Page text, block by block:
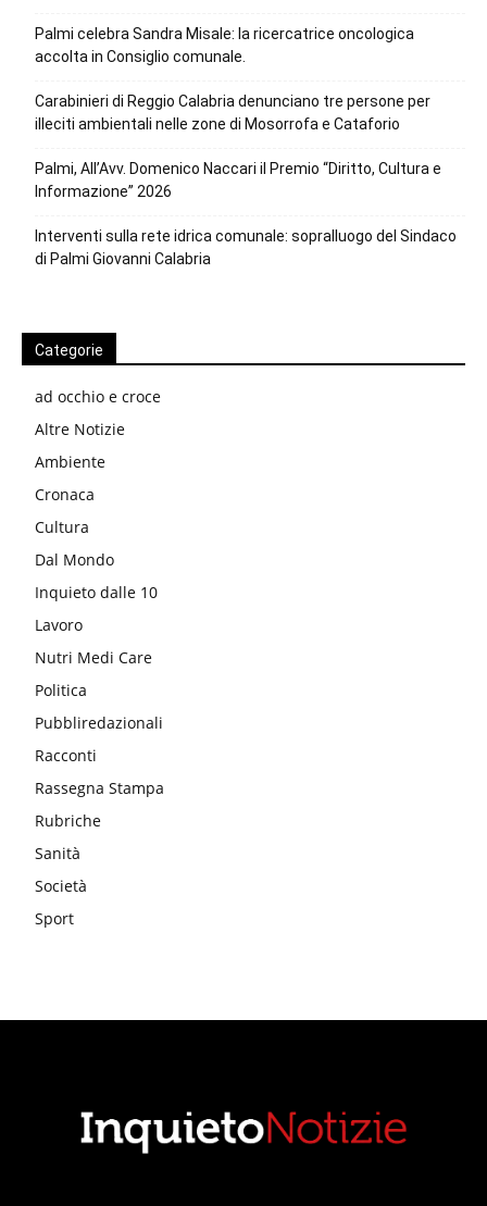
Palmi celebra Sandra Misale: la ricercatrice oncologica
accolta in Consiglio comunale.
Carabinieri di Reggio Calabria denunciano tre persone per
illeciti ambientali nelle zone di Mosorrofa e Cataforio
Palmi, All’Avv. Domenico Naccari il Premio “Diritto, Cultura e
Informazione” 2026
Interventi sulla rete idrica comunale: sopralluogo del Sindaco
di Palmi Giovanni Calabria
Categorie
ad occhio e croce
Altre Notizie
Ambiente
Cronaca
Cultura
Dal Mondo
Inquieto dalle 10
Lavoro
Nutri Medi Care
Politica
Pubbliredazionali
Racconti
Rassegna Stampa
Rubriche
Sanità
Società
Sport